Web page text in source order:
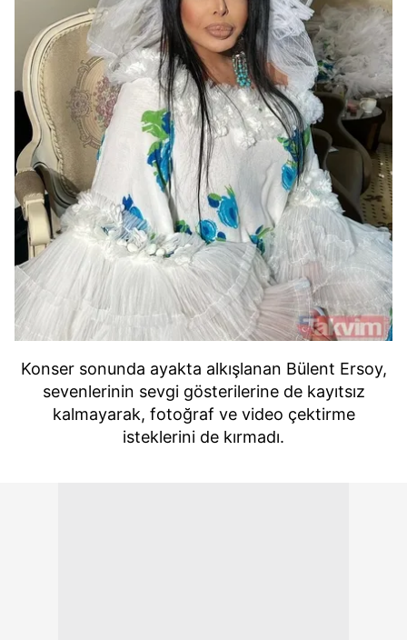
Konser sonunda ayakta alkışlanan Bülent Ersoy,
sevenlerinin sevgi gösterilerine de kayıtsız
kalmayarak, fotoğraf ve video çektirme
isteklerini de kırmadı.